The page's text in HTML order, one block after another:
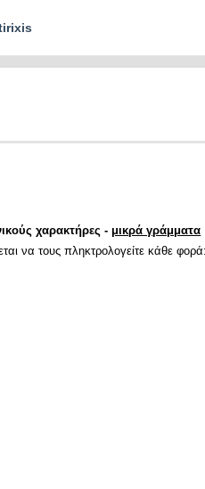
χαρακτήρες - μικρά γράμματα
να τους πληκτρολογείτε κάθε